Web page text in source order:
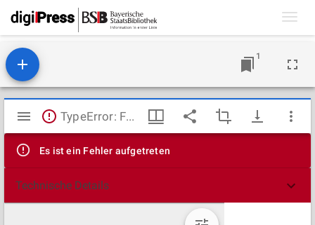
1
Mirador
Viewer
TypeError: Failed to fetch
Es ist ein Fehler aufgetreten
Technische Details